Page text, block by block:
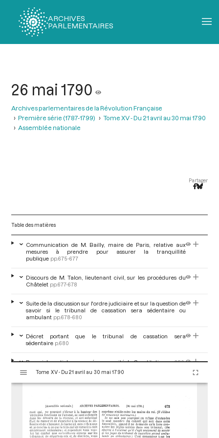
ARCHIVES
PARLEMENTAIRES
26 mai 1790
Archives parlementaires de la Révolution Française
Première série (1787-1799)
Tome XV - Du 21 avril au 30 mai 1790
Assemblée nationale
Partager
Table des matières
Communication de M. Bailly, maire de Paris, relative aux
mesures à prendre pour assurer la tranquillité
publique pp.675-677
Discours de M. Talon, lieutenant civil, sur les procédures du
Châtelet pp.677-678
Suite de la discussion sur l'ordre judiciaire et sur la question de
savoir si le tribunal de cassation sera sédentaire ou
ambulant pp.678-680
Décret portant que le tribunal de cassation sera
sédentaire p.680
Renvoi des articles proposés au comité de Constitution pp.680-
s
Tome XV - Du 21 avril au 30 mai 1790